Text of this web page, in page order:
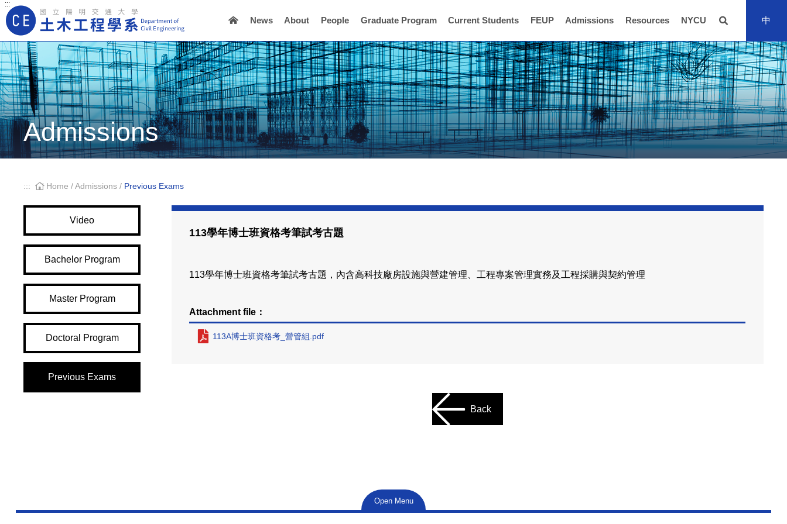
:::
Main Navigation News About People Graduate Program Current Students FEUP Admissions Resources NYCU 全站搜尋中
Admissions
::: Home/Admissions / Previous Exams
Video
Bachelor Program
Master Program
Doctoral Program
Previous Exams
113學年博士班資格考筆試考古題
113學年博士班資格考筆試考古題，內含高科技廠房設施與營建管理、工程專案管理實務及工程採購與契約管理
Attachment file：
113A博士班資格考_營管組.pdf
Back
Open Menu